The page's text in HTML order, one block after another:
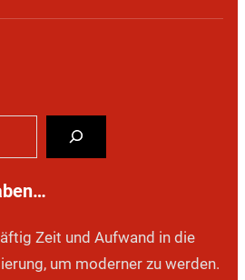
Zeit und Aufwand in die
um moderner zu werden.